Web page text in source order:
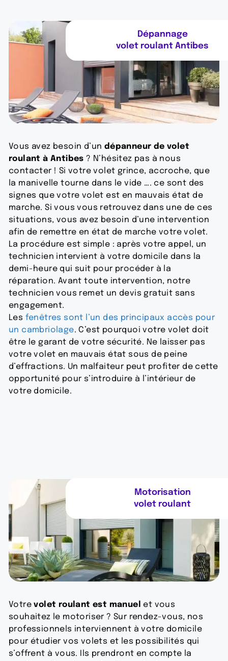
Dépannage
volet roulant Antibes
Vous avez besoin d’un dépanneur de volet
roulant à Antibes ? N’hésitez pas à nous
contacter ! Si votre volet grince, accroche, que
la manivelle tourne dans le vide …. ce sont des
signes que votre volet est en mauvais état de
marche. Si vous vous retrouvez dans une de ces
situations, vous avez besoin d’une intervention
afin de remettre en état de marche votre volet.
La procédure est simple : après votre appel, un
technicien intervient à votre domicile dans la
demi-heure qui suit pour procéder à la
réparation. Avant toute intervention, notre
technicien vous remet un devis gratuit sans
engagement.
Les fenêtres sont l’un des principaux accès pour
un cambriolage. C’est pourquoi votre volet doit
être le garant de votre sécurité. Ne laisser pas
votre volet en mauvais état sous de peine
d’effractions. Un malfaiteur peut profiter de cette
opportunité pour s’introduire à l’intérieur de
votre domicile.
Motorisation
volet roulant
Votrevolet roulant est manuel
et vous
souhaitez le motoriser ? Sur rendez-vous, nos
professionnels interviennent à votre domicile
pour étudier vos volets et les possibilités qui
s’offrent à vous. Ils prendront en compte la